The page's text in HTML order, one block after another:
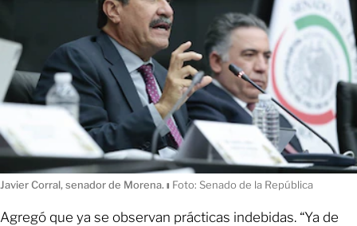
Javier Corral, senador de Morena. ı Foto: Senado de la República
Agregó que ya se observan prácticas indebidas. “Ya de